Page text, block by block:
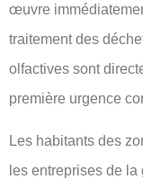
œuvre
traitement des
olfactives sont
première urgence
Les habitants des
les entreprises de